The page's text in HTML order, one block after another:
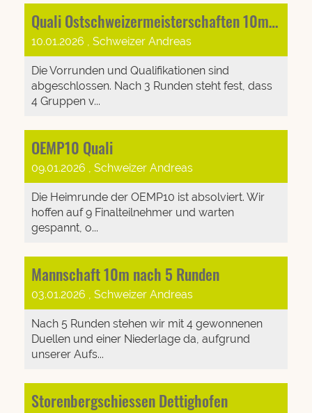
Quali Ostschweizermeisterschaften 10m Gais
10.01.2026 , Schweizer Andreas
Die Vorrunden und Qualifikationen sind
abgeschlossen. Nach 3 Runden steht fest, dass
4 Gruppen v...
OEMP10 Quali
09.01.2026 , Schweizer Andreas
Die Heimrunde der OEMP10 ist absolviert. Wir
hoffen auf 9 Finalteilnehmer und warten
gespannt, o...
Mannschaft 10m nach 5 Runden
03.01.2026 , Schweizer Andreas
Nach 5 Runden stehen wir mit 4 gewonnenen
Duellen und einer Niederlage da, aufgrund
unserer Aufs...
Storenbergschiessen Dettighofen